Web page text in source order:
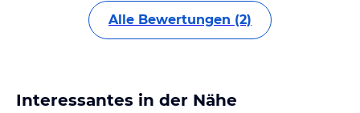
Alle Bewertungen (2)
Interessantes in der Nähe